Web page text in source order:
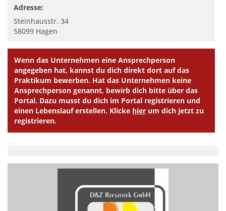
Adresse:
Steinhausstr. 34
58099 Hagen
Wenn das Unternehmen eine Ansprechperson
angegeben hat, kannst du dich direkt dort auf das
Praktikum bewerben. Hat das Unternehmen keine
Ansprechperson genannt, bewirb dich bitte über das
Portal. Dazu musst du dich im Portal registrieren und
einen Lebenslauf erstellen. Klicke hier um dich jetzt zu
registrieren.